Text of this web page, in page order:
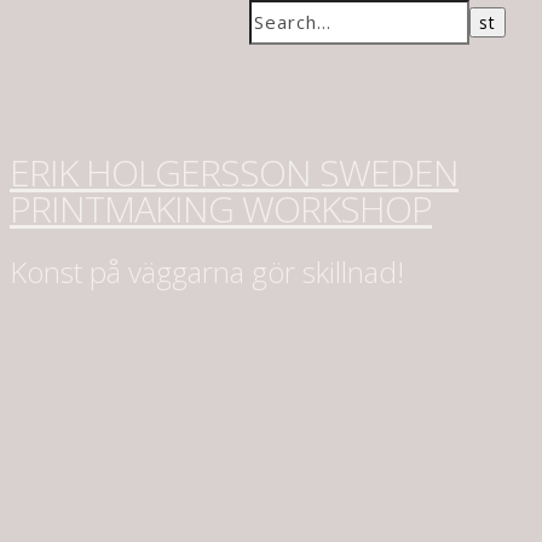
ERIK HOLGERSSON SWEDEN
PRINTMAKING WORKSHOP
Konst på väggarna gör skillnad!